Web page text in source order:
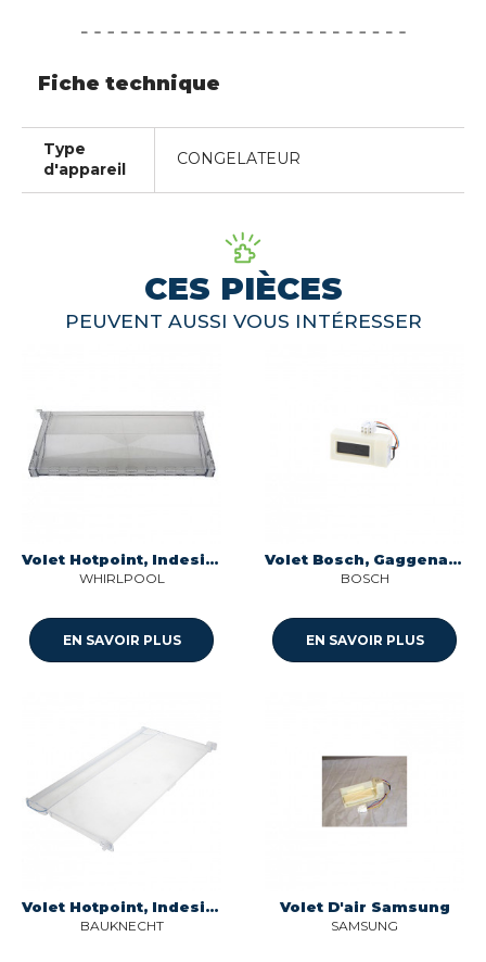
Fiche technique
Type
d'appareil
CONGELATEUR
CES PIÈCES
PEUVENT AUSSI VOUS INTÉRESSER
Volet Hotpoint, Indesit, Whirlpool
WHIRLPOOL
EN SAVOIR PLUS
Volet Bosch, Gaggenau, Neff, Siemens, Viva
BOSCH
EN SAVOIR PLUS
Volet Hotpoint, Indesit, Whirlpool
BAUKNECHT
Volet D'air Samsung
SAMSUNG